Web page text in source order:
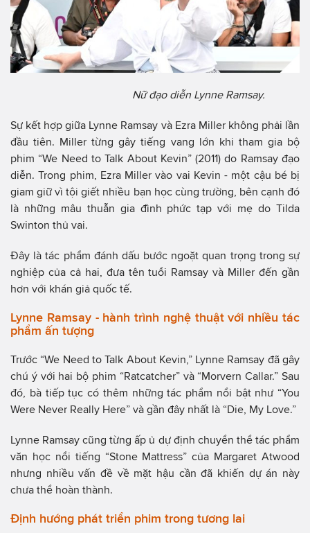
Nữ đạo diễn Lynne Ramsay.
Sự kết hợp giữa Lynne Ramsay và Ezra Miller không phải lần
đầu tiên. Miller từng gây tiếng vang lớn khi tham gia bộ
phim “We Need to Talk About Kevin” (2011) do Ramsay đạo
diễn. Trong phim, Ezra Miller vào vai Kevin - một cậu bé bị
giam giữ vì tội giết nhiều bạn học cùng trường, bên cạnh đó
là những mâu thuẫn gia đình phức tạp với mẹ do Tilda
Swinton thủ vai.
Đây là tác phẩm đánh dấu bước ngoặt quan trọng trong sự
nghiệp của cả hai, đưa tên tuổi Ramsay và Miller đến gần
hơn với khán giả quốc tế.
Lynne Ramsay - hành trình nghệ thuật với nhiều tác
phẩm ấn tượng
Trước “We Need to Talk About Kevin,” Lynne Ramsay đã gây
chú ý với hai bộ phim “Ratcatcher” và “Morvern Callar.” Sau
đó, bà tiếp tục có thêm những tác phẩm nổi bật như “You
Were Never Really Here” và gần đây nhất là “Die, My Love.”
Lynne Ramsay cũng từng ấp ủ dự định chuyển thể tác phẩm
văn học nổi tiếng “Stone Mattress” của Margaret Atwood
nhưng nhiều vấn đề về mặt hậu cần đã khiến dự án này
chưa thể hoàn thành.
Định hướng phát triển phim trong tương lai